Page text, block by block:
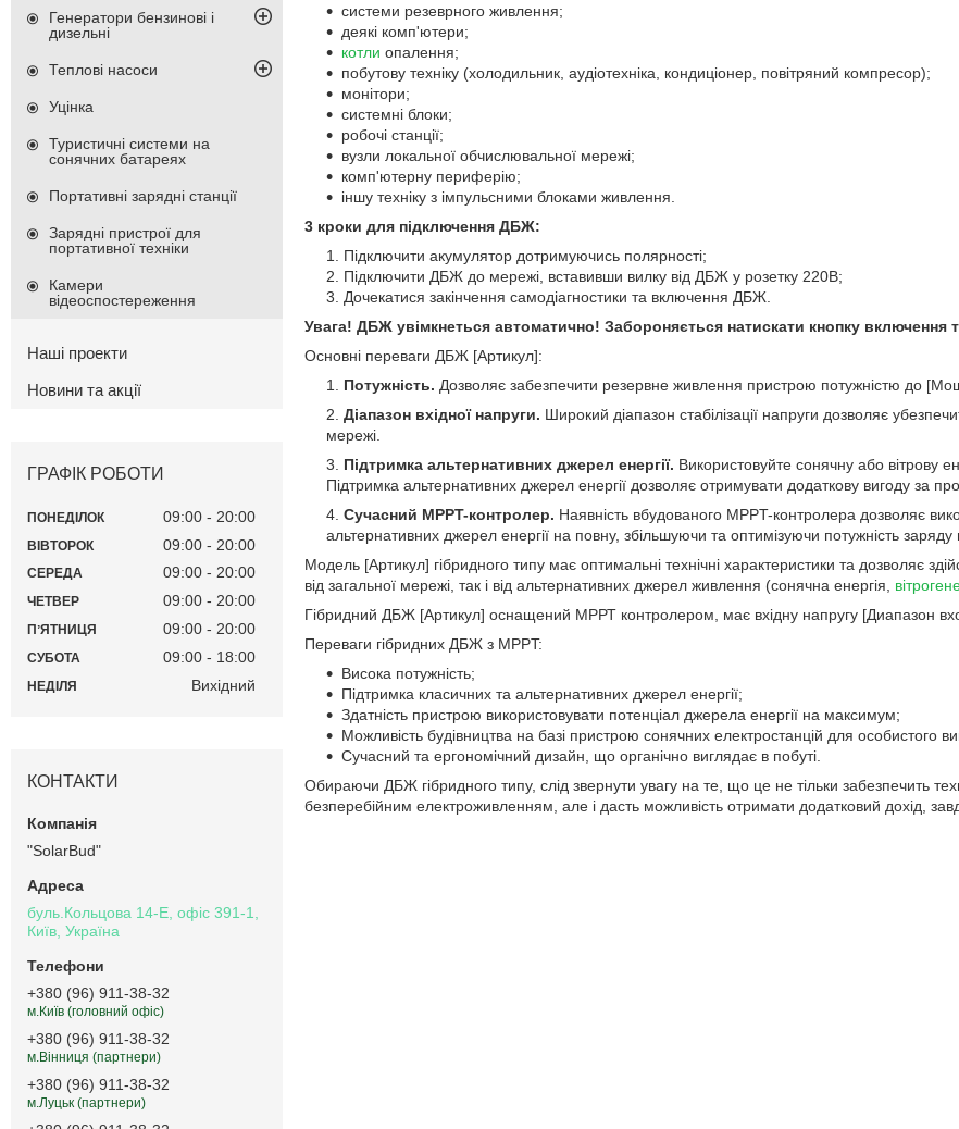
системи резеврного живлення;
деякі комп'ютери;
котли опалення;
побутову техніку (холодильник, аудіотехніка, кондиціонер, повітряний компресор);
монітори;
системні блоки;
робочі станції;
вузли локальної обчислювальної мережі;
комп'ютерну периферію;
іншу техніку з імпульсними блоками живлення.
3 кроки для підключення ДБЖ:
Підключити акумулятор дотримуючись полярності;
Підключити ДБЖ до мережі, вставивши вилку від ДБЖ у розетку 220В;
Дочекатися закінчення самодіагностики та включення ДБЖ.
Увага! ДБЖ увімкнеться автоматично! Забороняється натискати кнопку включення
Основні переваги ДБЖ [Артикул]:
Потужність. Дозволяє забезпечити резервне живлення пристрою потужністю до
Діапазон вхідної напруги. Широкий діапазон стабілізації напруги дозволяє
мережі.
Підтримка альтернативних джерел енергії. Використовуйте сонячну або вітрову
Підтримка альтернативних джерел енергії дозволяє отримувати додаткову вигоду за
Сучасний MPPT-контролер. Наявність вбудованого MPPT-контролера дозволяє
альтернативних джерел енергії на повну, збільшуючи та оптимізуючи потужність заряду
Модель [Артикул] гібридного типу має оптимальні технічні характеристики та дозволяє
від загальної мережі, так і від альтернативних джерел живлення (сонячна енергія,
Гібридний ДБЖ [Артикул] оснащений МРРТ контролером, має вхідну напругу [Диапазон
Переваги гібридних ДБЖ з MPPT:
Висока потужність;
Підтримка класичних та альтернативних джерел енергії;
Здатність пристрою використовувати потенціал джерела енергії на максимум;
Можливість будівництва на базі пристрою сонячних електростанцій для особистого
Сучасний та ергономічний дизайн, що органічно виглядає в побуті.
Обираючи ДБЖ гібридного типу, слід звернути увагу на те, що це не тільки забезпечить
безперебійним електроживленням, але і дасть можливість отримати додатковий дохід,
Генератори бензинові і
дизельні
Теплові насоси
Уцінка
Туристичні системи на
сонячних батареях
Портативні зарядні станції
Зарядні пристрої для
портативної техніки
Камери
відеоспостереження
Наші проекти
Новини та акції
ГРАФІК РОБОТИ
ПОНЕДІЛОК 09:00 20:00
ВІВТОРОК 09:00 20:00
СЕРЕДА 09:00 20:00
ЧЕТВЕР 09:00 20:00
ПʼЯТНИЦЯ 09:00 20:00
СУБОТА 09:00 18:00
НЕДІЛЯ Вихідний
КОНТАКТИ
"SolarBud"
буль.Кольцова 14-Е, офіс 391-1,
Київ, Україна
+380 (96) 911-38-32
м.Київ (головний офіс)
+380 (96) 911-38-32
м.Вінниця (партнери)
+380 (96) 911-38-32
м.Луцьк (партнери)